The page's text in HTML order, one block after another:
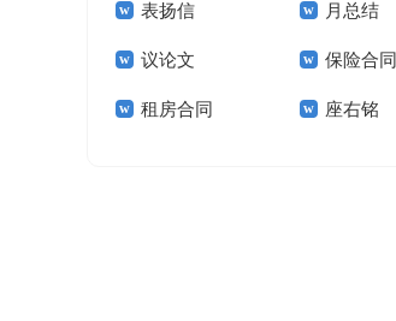
报告模板集锦十篇 告(汇编15篇)
表扬信 月总结
议论文 保险合同
租房合同 座右铭